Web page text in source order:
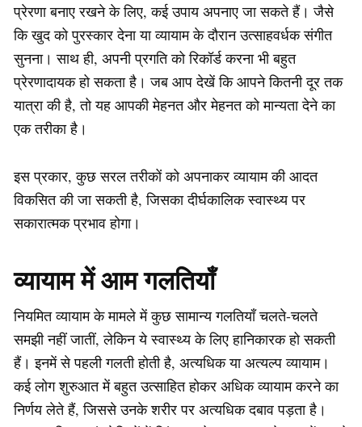
प्रेरणा बनाए रखने के लिए, कई उपाय अपनाए जा सकते हैं। जैसे
कि खुद को पुरस्कार देना या व्यायाम के दौरान उत्साहवर्धक संगीत
सुनना। साथ ही, अपनी प्रगति को रिकॉर्ड करना भी बहुत
प्रेरणादायक हो सकता है। जब आप देखें कि आपने कितनी दूर तक
यात्रा की है, तो यह आपकी मेहनत और मेहनत को मान्यता देने का
एक तरीका है।
इस प्रकार, कुछ सरल तरीकों को अपनाकर व्यायाम की आदत
विकसित की जा सकती है, जिसका दीर्घकालिक स्वास्थ्य पर
सकारात्मक प्रभाव होगा।
व्यायाम में आम गलतियाँ
नियमित व्यायाम के मामले में कुछ सामान्य गलतियाँ चलते-चलते
समझी नहीं जातीं, लेकिन ये स्वास्थ्य के लिए हानिकारक हो सकती
हैं। इनमें से पहली गलती होती है, अत्यधिक या अत्यल्प व्यायाम।
कई लोग शुरुआत में बहुत उत्साहित होकर अधिक व्यायाम करने का
निर्णय लेते हैं, जिससे उनके शरीर पर अत्यधिक दबाव पड़ता है।